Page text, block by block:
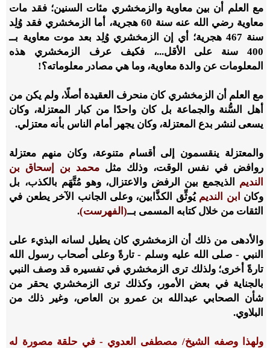
مع العلم أن بين معاوية والزمخشري مئات السنين؛ فقد مات
معاوية رضي الله عنه سنة 60هجرية، أما الزمخشري فقد وُلِد
سنة 467 هجرية؛ أي إن الزمخشري وُلِد بعد موت معاوية بــ
400 سنة على الأقل...، فكيف عرف الزمخشري هذه
المعلومات عن والدة معاوية، وما هي مصادر معلوماته؟!
مع العلم أن الزمخشري كان منحرف العقيدة أصلًا، ولم يكن من
أهل السُّنة والجماعة بل كان واحدًا من كبار المعتزلة، وكان
يسعى لنشر بدع المعتزلة، وكان يجهر أمام الناس بأنه معتزلي.
والمعتزلة ينقسمون إلى أقسام متنوعة، وكان منهم معتزلة
روافض في نفس الوقت، وذلك مثل محمد بن إسحاق بن
النديم
الذيجمع بين الرفض والاعتزال، وهو مُتَّهَم بالكذب، بل
وكان
ابن النديم يُوثِّق الكذَّابين، وعلى الجانب الآخر يطعن في
الثقات من خلال كتابه المسمى بــ(الفهرست).
والأدهى من ذلك أن الزمخشري كان يطيل لسانه البذيء على
النبي - صلى الله عليه وسلم - تارةً وعلى أصحاب رسول الله
تارةً أخرى؛ ولذلك ترى الزمخشري في تفسيره قد وصف النبي
بالجناية في بعض الأمور، وكذلك ترى الزمخشري يحقر من
شأن الصحابي عبدالله بن عمرو بن العاص، وغير ذلك من
البلاوي.
ولهذا وصفه الشيخ/ مصطفى العدوي - في حلقة مصورة له